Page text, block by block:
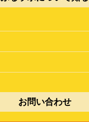
お問い合わせ